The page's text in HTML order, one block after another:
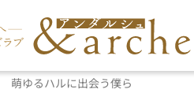
萌ゆるハルに出会う僕ら